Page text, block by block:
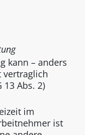
kann – anders
vertraglich
13 Abs. 2)
im
ist